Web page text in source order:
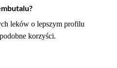
leków o lepszym profilu
korzyści.